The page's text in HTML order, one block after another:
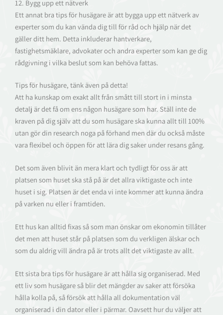
12. Bygg upp ett nätverk
Ett annat bra tips för husägare är att bygga upp ett nätverk av
experter som du kan vända dig till för råd och hjälp när det
gäller ditt hem. Detta inkluderar hantverkare,
fastighetsmäklare, advokater och andra experter som kan ge dig
rådgivning i vilka beslut som kan behöva fattas.
Tips för husägare, tänk även på detta!
Att ha kunskap om exakt allt från smått till stort in i minsta
detalj är det få om ens någon husägare som har. Ställ inte de
kraven på dig själv att du som husägare ska kunna allt till 100%
utan gör din research noga på förhand men där du också måste
vara flexibel och öppen för att lära dig saker under resans gång.
Det som även blivit än mera klart och tydligt för oss är att
platsen som huset ska stå på är det allra viktigaste och inte
huset i sig. Platsen är det enda vi inte kommer att kunna ändra
på varken nu eller i framtiden.
Ett hus kan alltid fixas så som man önskar om ekonomin tillåter
det men att huset står på platsen som du verkligen älskar och
som du aldrig vill ändra på är trots allt det viktigaste av allt.
Ett sista bra tips för husägare är att hålla sig organiserad. Med
ett liv som husägare så blir det mängder av saker att försöka
hålla kolla på, så försök att hålla all dokumentation väl
organiserad i din dator eller i pärmar. Oavsett hur du väljer att